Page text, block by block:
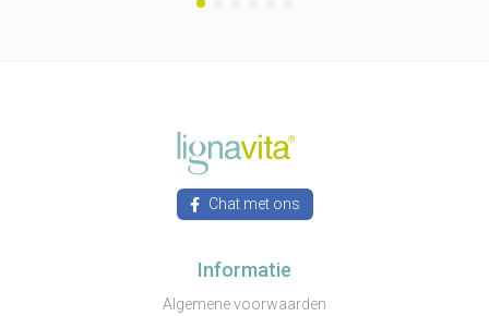
Chat met ons
Informatie
Algemene voorwaarden